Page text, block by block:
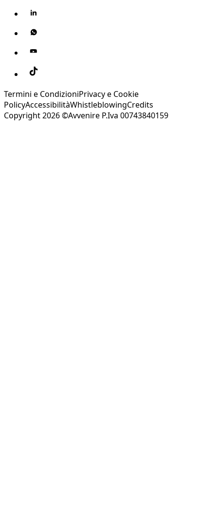
Termini e CondizioniPrivacy e Cookie
PolicyAccessibilitàWhistleblowingCredits
Copyright 2026 ©Avvenire P.Iva 00743840159